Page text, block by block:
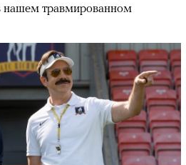
нашем травмированном